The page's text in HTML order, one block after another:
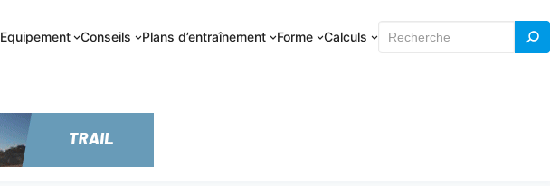
Equipement Conseils Plans d’entraînement Forme Calculs Rechercher